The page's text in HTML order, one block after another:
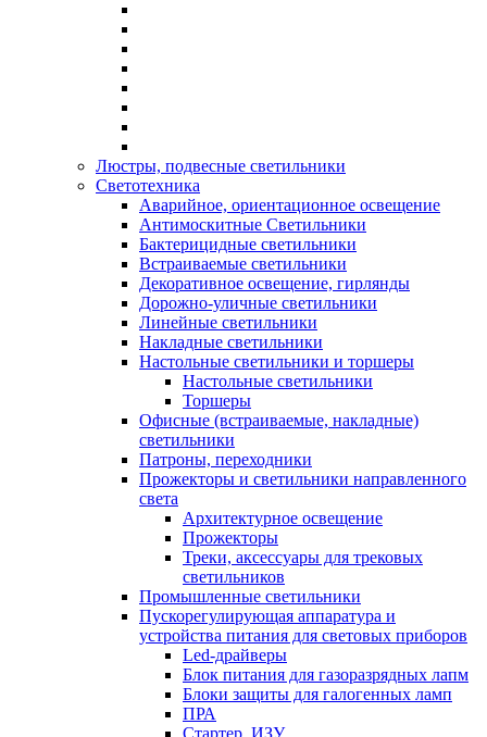
Люстры, подвесные светильники
Светотехника
Аварийное, ориентационное освещение
Антимоскитные Светильники
Бактерицидные светильники
Встраиваемые светильники
Декоративное освещение, гирлянды
Дорожно-уличные светильники
Линейные светильники
Накладные светильники
Настольные светильники и торшеры
Настольные светильники
Торшеры
Офисные (встраиваемые, накладные)
светильники
Патроны, переходники
Прожекторы и светильники направленного
света
Архитектурное освещение
Прожекторы
Треки, аксессуары для трековых
светильников
Промышленные светильники
Пускорегулирующая аппаратура и
устройства питания для световых приборов
Led-драйверы
Блок питания для газоразрядных лапм
Блоки защиты для галогенных ламп
ПРА
Стартер, ИЗУ